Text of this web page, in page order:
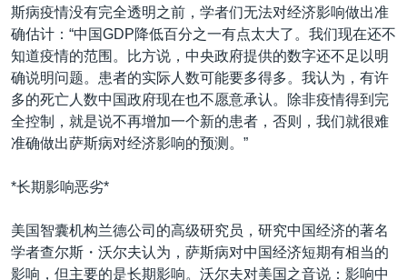
斯病疫情没有完全透明之前，学者们无法对经济影响做出准
确估计：“中国GDP降低百分之一有点太大了。我们现在还不
知道疫情的范围。比方说，中央政府提供的数字还不足以明
确说明问题。患者的实际人数可能要多得多。我认为，有许
多的死亡人数中国政府现在也不愿意承认。除非疫情得到完
全控制，就是说不再增加一个新的患者，否则，我们就很难
准确做出萨斯病对经济影响的预测。”
*长期影响恶劣*
美国智囊机构兰德公司的高级研究员，研究中国经济的著名
学者查尔斯・沃尔夫认为，萨斯病对中国经济短期有相当的
影响，但主要的是长期影响。沃尔夫对美国之音说：影响中